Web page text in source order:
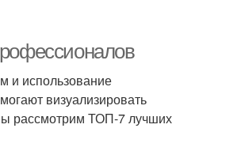
и использование
визуализировать
рассмотрим ТОП-7 лучших